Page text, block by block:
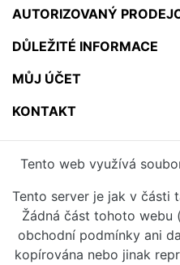
AUTORIZOVANÝ
DŮLEŽITÉ INFORMACE
MŮJ ÚČET
KONTAKT
Tento web využívá
Tento server je jak v části
Žádná část tohoto webu
obchodní podmínky ani
kopírována nebo jinak